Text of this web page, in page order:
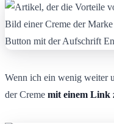
Wenn ich ein wenig weiter
der Creme mit einem Link